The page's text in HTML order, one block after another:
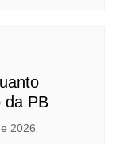
da PB
2026